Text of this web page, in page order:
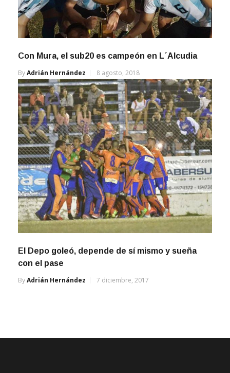
Con Mura, el sub20 es campeón en L´Alcudia
ByAdrián Hernández 8 agosto, 2018
El Depo goleó, depende de sí mismo y sueña
con el pase
ByAdrián Hernández 7 diciembre, 2017